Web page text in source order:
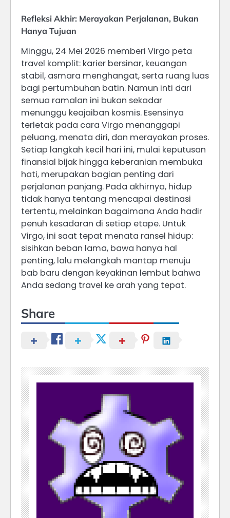
Refleksi Akhir: Merayakan Perjalanan, Bukan
Hanya Tujuan
Minggu, 24 Mei 2026 memberi Virgo peta
travel komplit: karier bersinar, keuangan
stabil, asmara menghangat, serta ruang luas
bagi pertumbuhan batin. Namun inti dari
semua ramalan ini bukan sekadar
menunggu keajaiban kosmis. Esensinya
terletak pada cara Virgo menanggapi
peluang, menata diri, dan merayakan proses.
Setiap langkah kecil hari ini, mulai keputusan
finansial bijak hingga keberanian membuka
hati, merupakan bagian penting dari
perjalanan panjang. Pada akhirnya, hidup
tidak hanya tentang mencapai destinasi
tertentu, melainkan bagaimana Anda hadir
penuh kesadaran di setiap etape. Untuk
Virgo, ini saat tepat menata ransel hidup:
sisihkan beban lama, bawa hanya hal
penting, lalu melangkah mantap menuju
bab baru dengan keyakinan lembut bahwa
Anda sedang travel ke arah yang tepat.
Share